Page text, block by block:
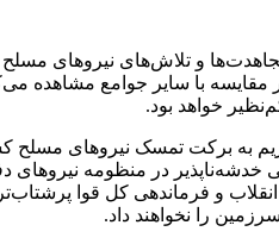
و تلاش‌های نیروهای مسلح
با سایر جوامع مشاهده
خواهد بود.
به برکت تمسک نیروهای مسلح
در منظومه نیروهای
و فرماندهی کل قوا
را نخواهند داد.